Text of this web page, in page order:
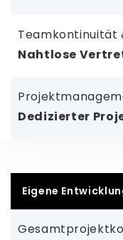
Teamkontinuität
Nahtlose
Dedizierter
Eigene